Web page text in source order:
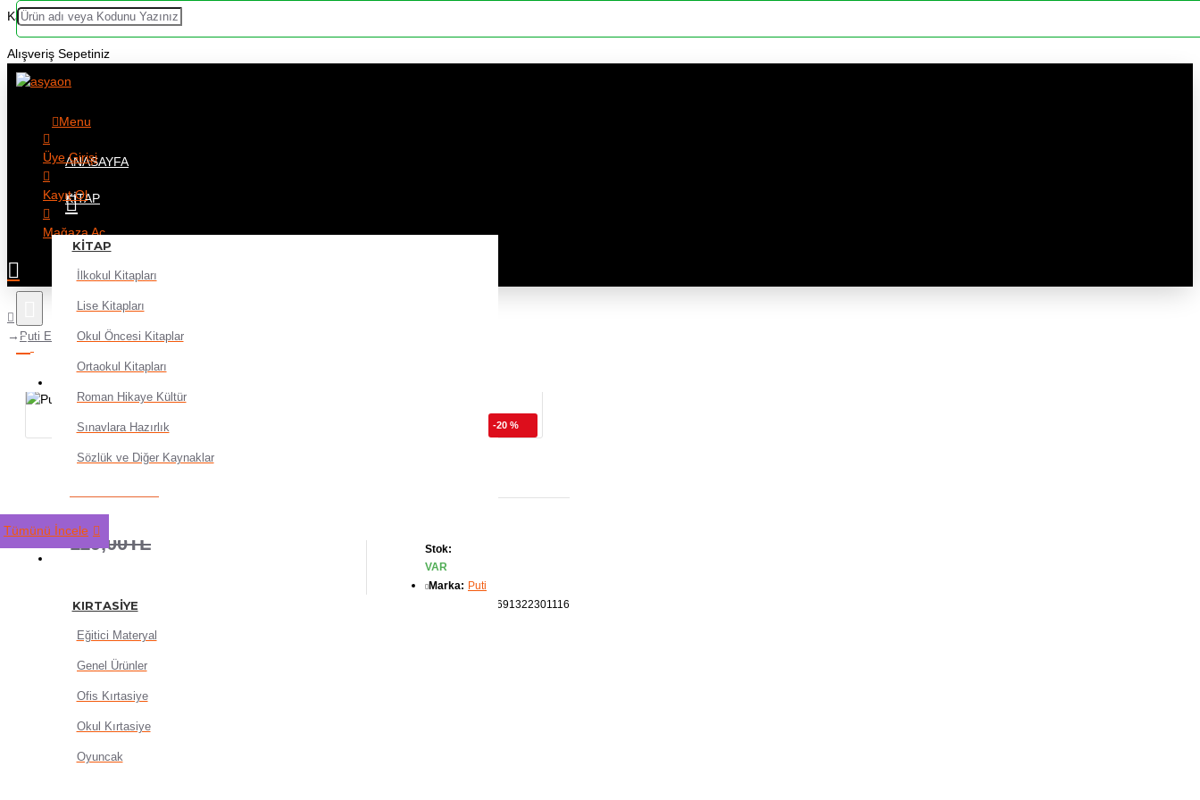
Kategoriler
Alışveriş Sepetiniz
Menu
ANASAYFA
KITAP
KITAP
İlkokul Kitapları
Lise Kitapları
Okul Öncesi Kitaplar
Ortaokul Kitapları
Roman Hikaye Kültür
Sınavlara Hazırlık
Sözlük ve Diğer Kaynaklar
Tümünü İncele
KIRTASIYE
Eğitici Materyal
Genel Ürünler
Ofis Kırtasiye
Okul Kırtasiye
Oyuncak
Üye Girişi
Kayıt Ol
Mağaza Aç
Puti Eva A4 10Lu
-20 %
Puti Eva A4 10Lu
95,20TL
119,00TL
Stok:
VAR
Marka: Puti
8691322301116
SEPETE EKLE
HEMEN AL